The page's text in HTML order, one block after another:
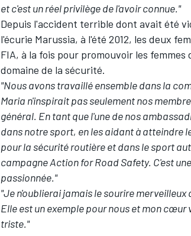
WEC
et c'est un réel privilège de l'avoir connue."
Depuis l'accident terrible dont avait été
l'écurie Marussia, à l'été 2012, les deux
FIA, à la fois pour promouvoir les
domaine de la sécurité.
"Nous avons travaillé ensemble dans la
Maria n'inspirait pas seulement nos
général. En tant que l'une de nos
dans notre sport, en les aidant à atteindre
pour la sécurité routière et dans le sport
campagne Action for Road Safety. C'est
passionnée."
"Je n'oublierai jamais le sourire
Elle est un exemple pour nous et mon
triste."